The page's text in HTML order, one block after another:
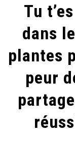
Tu
dans
plantes
peur